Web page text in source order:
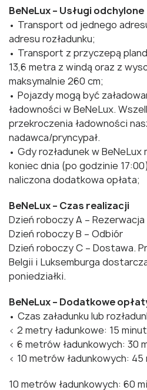
BeNeLux – Usługi odchylone
• Transport od jednego
adresu rozładunku;
• Transport z przyczepą
13,6 metra z windą oraz z
maksymalnie 260 cm;
• Pojazdy mogą być
ładowności w BeNeLux.
przekroczenia ładowności
nadawca/pryncypał.
• Gdy rozładunek w
koniec dnia (po godzinie
naliczona dodatkowa opłata;
BeNeLux – Czas realizacji
Dzień roboczy A – Rezerwacja
Dzień roboczy B – Odbiór
Dzień roboczy C – Dostawa.
Belgii i Luksemburga
poniedziałki.
BeNeLux – Dodatkowe
• Czas załadunku lub
< 2 metry ładunkowe: 15 minut
< 6 metrów ładunkowych: 30
< 10 metrów ładunkowych: 45
10 metrów ładunkowych: 60